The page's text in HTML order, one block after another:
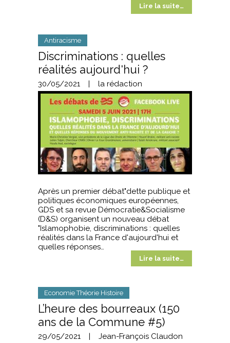
Lire la suite…
Antiracisme
Discriminations : quelles
réalités aujourd'hui ?
30/05/2021 | la rédaction
Après un premier débat"dette publique et
politiques économiques européennes,
GDS et sa revue Démocratie&Socialisme
(D&S) organisent un nouveau débat
"Islamophobie, discriminations : quelles
réalités dans la France d'aujourd'hui et
quelles réponses…
Lire la suite…
Economie Théorie Histoire
L’heure des bourreaux (150
ans de la Commune #5)
29/05/2021 | Jean-François Claudon